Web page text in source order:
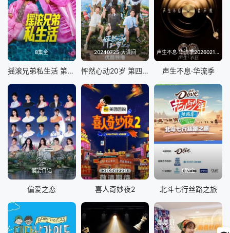
8集全
摇滚兄弟私生活 第二季
20240725 大课间
怦然心动20岁 第四季
声生不息·华流季20260214(典藏版)
声生不息·华流季
偏爱日记
偏爱之恋
20251220
喜人奇妙夜2
5期全
北斗七行丝路之旅